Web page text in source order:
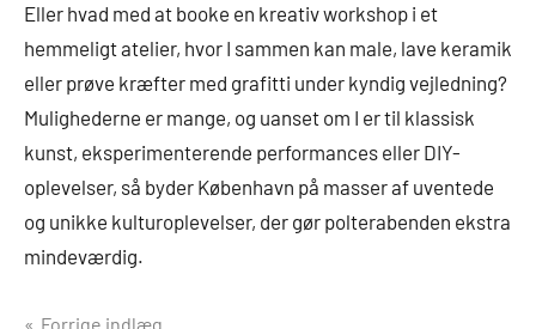
Eller hvad med at booke en kreativ workshop i et
hemmeligt atelier, hvor I sammen kan male, lave keramik
eller prøve kræfter med grafitti under kyndig vejledning?
Mulighederne er mange, og uanset om I er til klassisk
kunst, eksperimenterende performances eller DIY-
oplevelser, så byder København på masser af uventede
og unikke kulturoplevelser, der gør polterabenden ekstra
mindeværdig.
Forrige indlæg